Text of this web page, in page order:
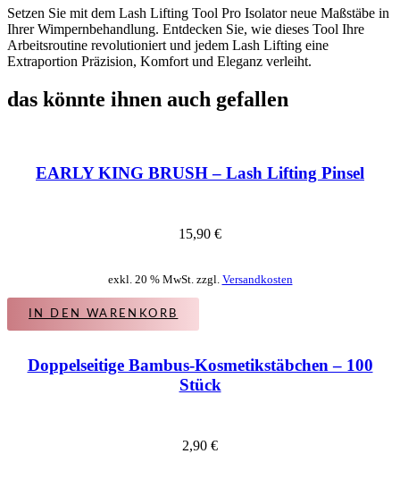
Setzen Sie mit dem Lash Lifting Tool Pro Isolator neue Maßstäbe in
Ihrer Wimpernbehandlung. Entdecken Sie, wie dieses Tool Ihre
Arbeitsroutine revolutioniert und jedem Lash Lifting eine
Extraportion Präzision, Komfort und Eleganz verleiht.
das könnte ihnen auch gefallen
EARLY KING BRUSH – Lash Lifting Pinsel
15,90 €
exkl. 20 % MwSt. zzgl. Versandkosten
IN DEN WARENKORB
Doppelseitige Bambus-Kosmetikstäbchen – 100
Stück
2,90 €